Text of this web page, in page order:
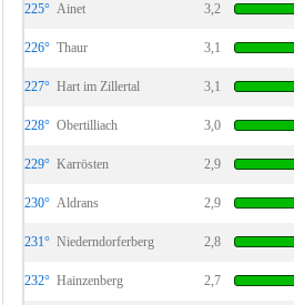
225° Ainet 3,2
226° Thaur 3,1
227° Hart im Zillertal 3,1
228° Obertilliach 3,0
229° Karrösten 2,9
230° Aldrans 2,9
231° Niederndorferberg 2,8
232° Hainzenberg 2,7